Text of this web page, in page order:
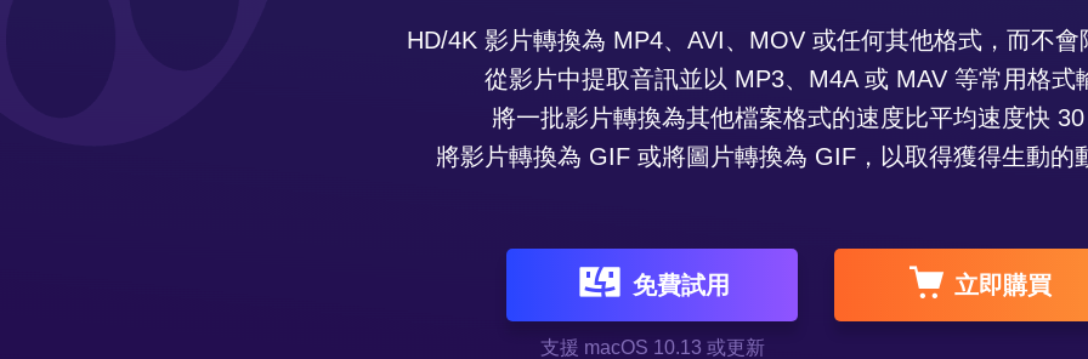
Partition Recovery
還原丢失的磁區
Fixo AI-Powered
修復影片、照片和檔案
Email Recovery
Outlook 電子郵件還原
智能
ChatTrans
WhatsApp 傳
OS2Go
Windows To
HD/4K 影片轉換為 MP4、AVI、MOV 或任何其他格式，而不會
從影片中提取音訊並以 MP3、M4A 或 MAV 等常用格式
將一批影片轉換為其他檔案格式的速度比平均速度快
將影片轉換為 GIF 或將圖片轉換為 GIF，以取得獲得生動的
 免費試用
支援 macOS 10.13 或更新
 立即購買